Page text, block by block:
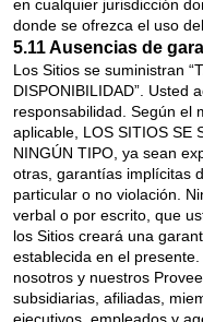
en cualquier jurisdicción
donde se ofrezca el uso
5.11 Ausencias de
Los Sitios se suministran
DISPONIBILIDAD”. Usted
responsabilidad. Según el
aplicable, LOS SITIOS SE
NINGÚN TIPO, ya sean
otras, garantías implícitas
particular o no violación.
verbal o por escrito, que
los Sitios creará una
establecida en el
nosotros y nuestros
subsidiarias, afiliadas,